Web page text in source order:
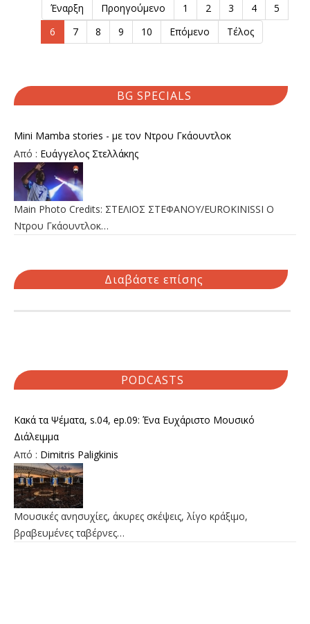
Έναρξη Προηγούμενο 1 2 3 4
5
6
7 8 9 10 Επόμενο Τέλος
BG SPECIALS
Mini Mamba stories - με τον Ντρου Γκάουντλοκ
Από : Ευάγγελος Στελλάκης
Main Photo Credits: ΣΤΕΛΙΟΣ ΣΤΕΦΑΝΟΥ/EUROKINISSI Ο
Ντρου Γκάουντλοκ…
Διαβάστε επίσης
PODCASTS
Κακά τα Ψέματα, s.04, ep.09: Ένα Ευχάριστο Μουσικό
Διάλειμμα
Από : Dimitris Paligkinis
Μουσικές ανησυχίες, άκυρες σκέψεις, λίγο κράξιμο,
βραβευμένες ταβέρνες…